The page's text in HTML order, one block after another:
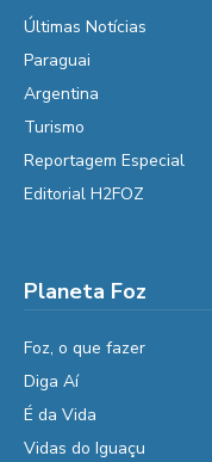
Últimas Notícias
Paraguai
Argentina
Turismo
Reportagem Especial
Editorial H2FOZ
Planeta Foz
Foz, o que fazer
Diga Aí
É da Vida
Vidas do Iguaçu